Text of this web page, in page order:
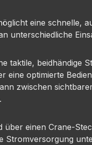
eine schnelle,
unterschiedliche
taktile,
optimierte
zwischen
einen Crane-